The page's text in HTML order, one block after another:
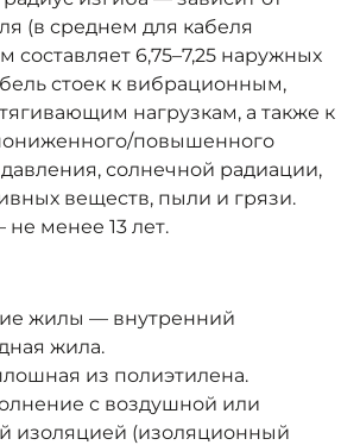
(в среднем для кабеля
составляет 6,75–7,25 наружных
стоек к вибрационным,
нагрузкам, а также к
повышенного
солнечной радиации,
веществ, пыли и грязи.
менее 13 лет.
жилы — внутренний
жила.
из полиэтилена.
с воздушной или
изоляцией (изоляционный